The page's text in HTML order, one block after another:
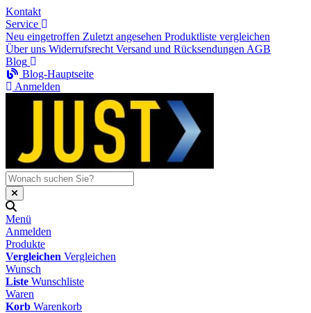
Kontakt
Service
Neu eingetroffen Zuletzt angesehen Produktliste vergleichen
Über uns Widerrufsrecht Versand und Rücksendungen AGB
Blog
Blog-Hauptseite
Anmelden
Menü
Anmelden
Produkte
Vergleichen Vergleichen
Wunsch
Liste Wunschliste
Waren
Korb Warenkorb